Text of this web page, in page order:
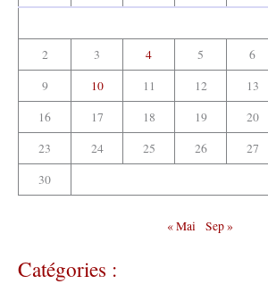
2
3 4 5 6
9
10 11 12 13
16
17 18 19 20
23
24 25 26 27
30
« Mai Sep »
Catégories :